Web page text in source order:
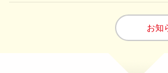
お知